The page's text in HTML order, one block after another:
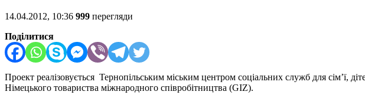
14.04.2012, 10:36 999 перегляди
Поділитися
Проект реалізовується Тернопільським міським центром соціальних служб для сім’ї,
Німецького товариства міжнародного співробітництва (GIZ).